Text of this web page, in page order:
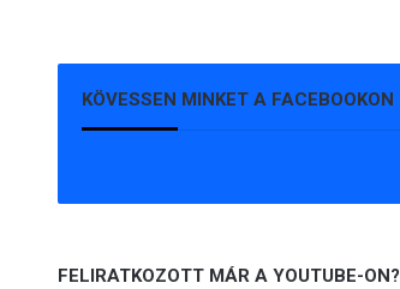
KÖVESSEN MINKET A FACEBOOKON
FELIRATKOZOTT MÁR A YOUTUBE-ON?